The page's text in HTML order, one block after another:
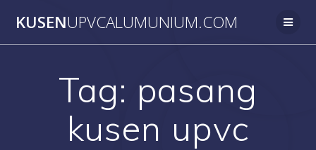
to
KUSENUPVCALUMUNIUM.COM
Tag: pasang
kusen upvc